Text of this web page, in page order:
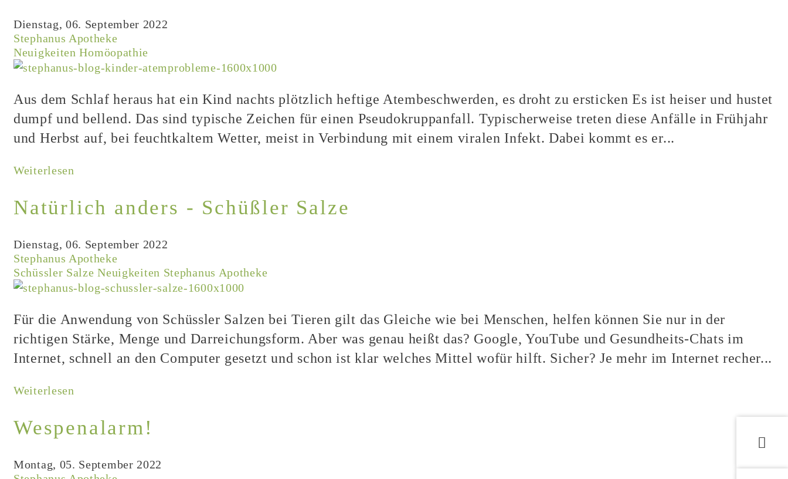
Dienstag, 06. September 2022
Stephanus Apotheke
Neuigkeiten Homöopathie
Aus dem Schlaf heraus hat ein Kind nachts plötzlich heftige Atembeschwerden, es droht zu ersticken Es ist heiser und hustet
dumpf und bellend. Das sind typische Zeichen für einen Pseudokruppanfall. Typischerweise treten diese Anfälle in Frühjahr
und Herbst auf, bei feuchtkaltem Wetter, meist in Verbindung mit einem viralen Infekt. Dabei kommt es er...
Weiterlesen
Natürlich anders - Schüßler Salze
Dienstag, 06. September 2022
Stephanus Apotheke
Schüssler Salze Neuigkeiten Stephanus Apotheke
Für die Anwendung von Schüssler Salzen bei Tieren gilt das Gleiche wie bei Menschen, helfen können Sie nur in der
richtigen Stärke, Menge und Darreichungsform. Aber was genau heißt das? Google, YouTube und Gesundheits-Chats im
Internet, schnell an den Computer gesetzt und schon ist klar welches Mittel wofür hilft. Sicher? Je mehr im Internet recher...
Weiterlesen
Wespenalarm!
Montag, 05. September 2022